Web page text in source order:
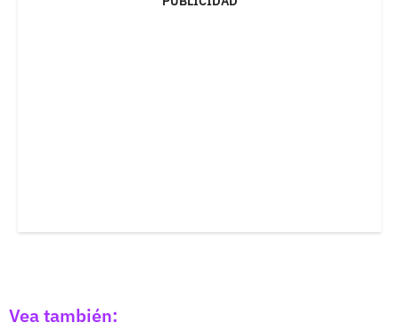
Vea también: